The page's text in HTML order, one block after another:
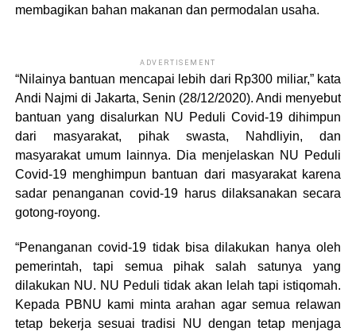
membagikan bahan makanan dan permodalan usaha.
ADVERTISEMENT
“Nilainya bantuan mencapai lebih dari Rp300 miliar,” kata
Andi Najmi di Jakarta, Senin (28/12/2020). Andi menyebut
bantuan yang disalurkan NU Peduli Covid-19 dihimpun
dari masyarakat, pihak swasta, Nahdliyin, dan
masyarakat umum lainnya. Dia menjelaskan NU Peduli
Covid-19 menghimpun bantuan dari masyarakat karena
sadar penanganan covid-19 harus dilaksanakan secara
gotong-royong.
“Penanganan covid-19 tidak bisa dilakukan hanya oleh
pemerintah, tapi semua pihak salah satunya yang
dilakukan NU. NU Peduli tidak akan lelah tapi istiqomah.
Kepada PBNU kami minta arahan agar semua relawan
tetap bekerja sesuai tradisi NU dengan tetap menjaga